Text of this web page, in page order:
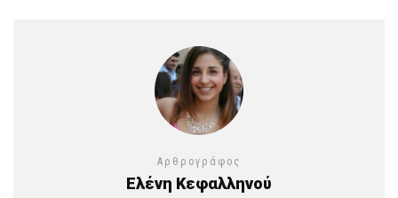
Αρθρογράφος
Ελένη Κεφαλληνού